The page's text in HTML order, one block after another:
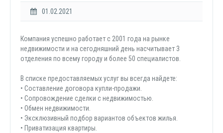
01.02.2021
Компания успешно работает с 2001 года на рынке
недвижимости и на сегодняшний день насчитывает 3
отделения по всему городу и более 50 специалистов.
В списке предоставляемых услуг вы всегда найдете:
• Составление договора купли-продажи.
• Сопровождение сделки с недвижимостью.
• Обмен недвижимости.
• Эксклюзивный подбор вариантов объектов жилья.
• Приватизация квартиры.